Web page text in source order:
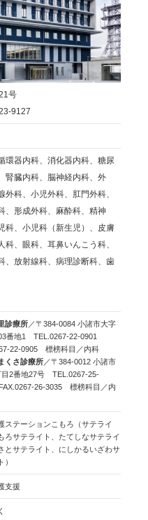
号
9127
環器内科、消化器内科、糖尿
腎臓内科、脳神経内科、外
外科、小児外科、肛門外科、
、形成外科、麻酔科、精神
科、小児科（新生児）、皮膚
科、眼科、耳鼻いんこう科、
、放射線科、病理診断科、歯
診療所／〒384-0084 小諸市大字
番地1 TEL.0267-22-0901
22-0905 標榜科目／内科
くさ診療所／〒384-0012 小諸市
目2番地27号 TEL.0267-25-
26-3035 標榜科目／内
ステーションこもろ（サテライ
ろサテライト、たてしなサテライ
とサテライト、にしかるいざわサ
）
支援